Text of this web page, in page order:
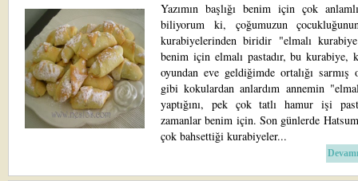
Yazımın başlığı benim için çok
biliyorum ki, çoğumuzun
kurabiyelerinden biridir "elmalı
benim için elmalı pastadır, bu kurabiye,
oyundan eve geldiğimde ortalığı sarmış
gibi kokulardan anlardım annemin
yaptığını, pek çok tatlı hamur işi
zamanlar benim için. Son günlerde
çok bahsettiği kurabiyeler...